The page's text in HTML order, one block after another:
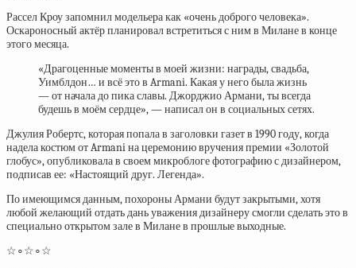
Рассел Кроу запомнил модельера как «очень доброго человека».
Оскароносный актёр планировал встретиться с ним в Милане в конце
этого месяца.
«Драгоценные моменты в моей жизни: награды, свадьба,
Уимблдон… и всё это в Armani. Какая у него была жизнь
— от начала до пика славы. Джорджио Армани, ты всегда
будешь в моём сердце», — написал он в социальных сетях.
Джулия Робертс, которая попала в заголовки газет в 1990 году, когда
надела костюм от Armani на церемонию вручения премии «Золотой
глобус», опубликовала в своем микроблоге фотографию с дизайнером,
подписав ее: «Настоящий друг. Легенда».
По имеющимся данным, похороны Армани будут закрытыми, хотя
любой желающий отдать дань уважения дизайнеру смогли сделать это в
специально открытом зале в Милане в прошлые выходные.
☆∘☆∘☆